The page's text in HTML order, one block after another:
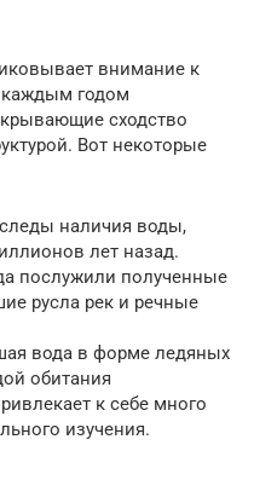
внимание к
каждым годом
сходство
Вот некоторые
наличия воды,
лет назад.
послужили полученные
русла рек и речные
вода в форме ледяных
обитания
к себе много
изучения.